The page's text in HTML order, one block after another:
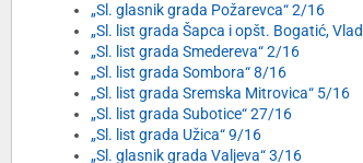
„Sl. glasnik grada Požarevca“ 2/16
„Sl. list grada Šapca i opšt. Bogatić,
„Sl. list grada Smedereva“ 2/16
„Sl. list grada Sombora“ 8/16
„Sl. list grada Sremska Mitrovica“ 5/16
„Sl. list grada Subotice“ 27/16
„Sl. list grada Užica“ 9/16
„Sl. glasnik grada Valjeva“ 3/16